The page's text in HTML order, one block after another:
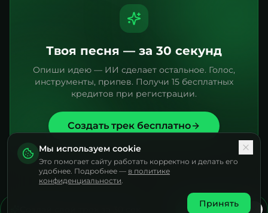
Твоя песня — за 30 секунд
Опиши идею — ИИ сделает остальное. Голос,
инструменты, припев. Получи 15 бесплатных
кредитов при регистрации.
Создать трек бесплатно
Попробовать
Мы используем cookie
Это помогает сайту работать корректно и делать его
удобнее. Подробнее — в политике
конфиденциальности.
Принять